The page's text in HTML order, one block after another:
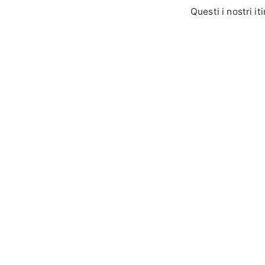
Questi i nostri